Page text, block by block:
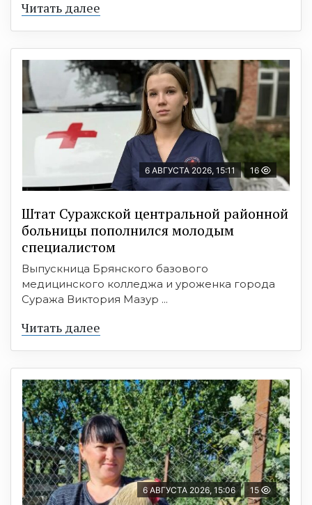
Читать далее
6 АВГУСТА 2026, 15:11 16
Штат Суражской центральной районной
больницы пополнился молодым
специалистом
Выпускница Брянского базового
медицинского колледжа и уроженка города
Суража Виктория Мазур ...
Читать далее
6 АВГУСТА 2026, 15:06 15